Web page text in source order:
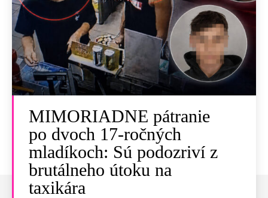
MIMORIADNE pátranie
po dvoch 17-ročných
mladíkoch: Sú podozriví z
brutálneho útoku na
taxikára